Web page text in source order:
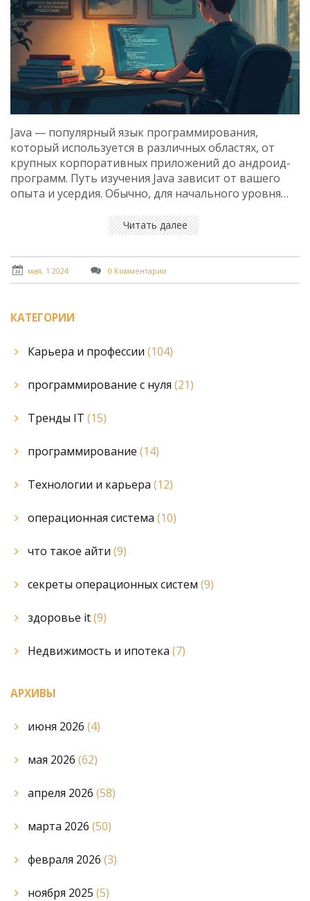
Java — популярный язык программирования,
который используется в различных областях, от
крупных корпоративных приложений до андроид-
программ. Путь изучения Java зависит от вашего
опыта и усердия. Обычно, для начального уровня
Важно организовать обучение и установить чёткие
цели для достижения успеха.
Читать далее
мая, 1 2024 0 Комментарии
КАТЕГОРИИ
Карьера и профессии (104)
программирование с нуля (21)
Тренды IT (15)
программирование (14)
Технологии и карьера (12)
операционная система (10)
что такое айти (9)
секреты операционных систем (9)
здоровье it(9)
Недвижимость и ипотека (7)
АРХИВЫ
июня 2026 (4)
мая 2026 (62)
апреля 2026 (58)
марта 2026 (50)
февраля 2026 (3)
ноября 2025 (5)